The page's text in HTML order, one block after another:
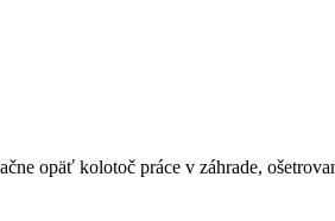
opäť kolotoč práce v záhrade,